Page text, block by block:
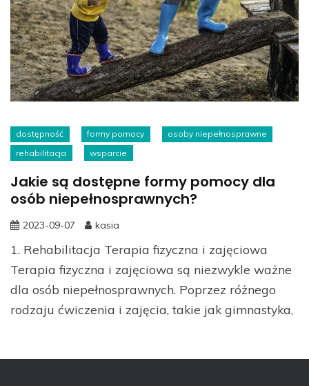
dostępność formy pomocy
osoby niepełnosprawne
rehabilitacja
wsparcie
Jakie są dostępne formy pomocy dla
osób niepełnosprawnych?
2023-09-07 kasia
1. Rehabilitacja Terapia fizyczna i zajęciowa
Terapia fizyczna i zajęciowa są niezwykle ważne
dla osób niepełnosprawnych. Poprzez różnego
rodzaju ćwiczenia i zajęcia, takie jak gimnastyka,